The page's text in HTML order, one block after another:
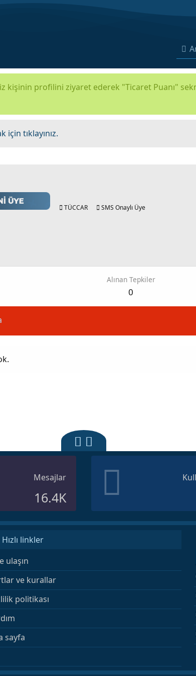
kişinin profilini ziyaret ederek "Ticaret Puanı"
için tıklayınız.
TÜCCAR SMS Onaylı Üye
Alınan Tepkiler
0
Mesajlar
16.4K
Hızlı linkler
ulaşın
ve kurallar
politikası
sayfa